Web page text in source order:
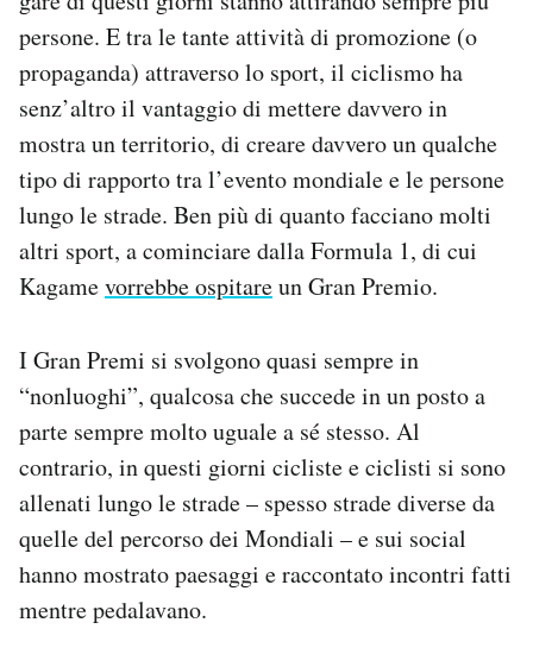
persone. E tra le tante attività di promozione (o
propaganda) attraverso lo sport, il ciclismo ha
senz’altro il vantaggio di mettere davvero in
mostra un territorio, di creare davvero un qualche
tipo di rapporto tra l’evento mondiale e le persone
lungo le strade. Ben più di quanto facciano molti
altri sport, a cominciare dalla Formula 1, di cui
Kagamevorrebbe ospitareun Gran Premio.
I Gran Premi si svolgono quasi sempre in
“nonluoghi”, qualcosa che succede in un posto a
parte sempre molto uguale a sé stesso. Al
contrario, in questi giorni cicliste e ciclisti si sono
allenati lungo le strade – spesso strade diverse da
quelle del percorso dei Mondiali – e sui social
hanno mostrato paesaggi e raccontato incontri fatti
mentre pedalavano.